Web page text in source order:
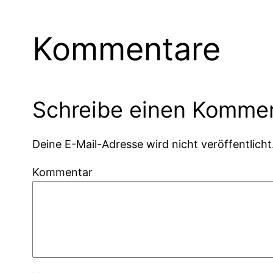
Kommentare
Schreibe einen
Deine E-Mail-Adresse wird nicht
Kommentar